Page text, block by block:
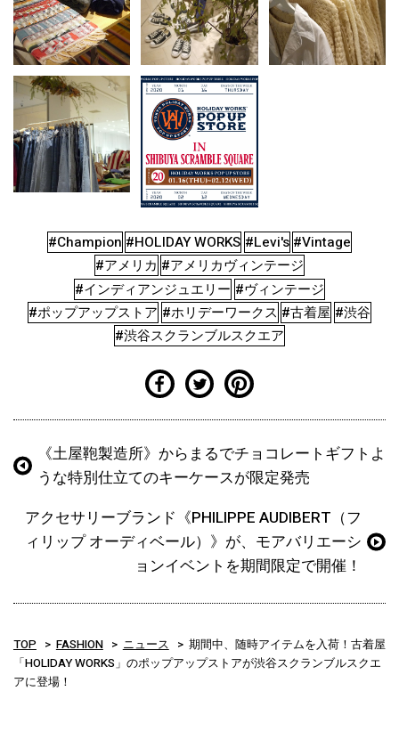
#Champion #HOLIDAY WORKS #Levi's #Vintage
#アメリカ #アメリカヴィンテージ
#インディアンジュエリー #ヴィンテージ
#ポップアップストア #ホリデーワークス #古着屋 #渋谷
#渋谷スクランブルスクエア
《土屋鞄製造所》からまるでチョコレートギフト︎よ
うな特別仕立て︎のキーケースが限定発売
アクセサリーブランド《PHILIPPE AUDIBERT（フ
ィリップ オーディベール）》が、モアバリエーシ
ョンイベントを期間限定で開催！
TOP FASHION ニュース
期間中、随時アイテムを入荷！古着屋
「HOLIDAY WORKS」のポップアップストアが渋谷スクランブルスクエ
アに登場！